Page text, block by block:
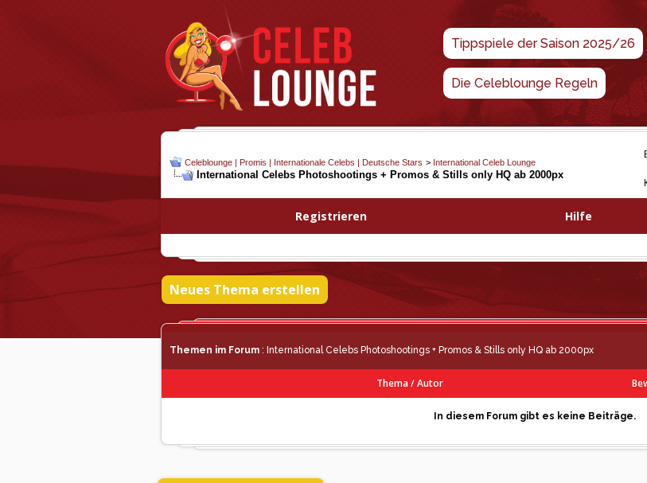
Tippspiele der Saison 2025/26
Die Celeblounge Regeln
Celeblounge | Promis | Internationale Celebs | Deutsche Stars > International Celeb Lounge
International Celebs Photoshootings + Promos & Stills only HQ ab 2000px
Registrieren Hilfe
Neues Thema erstellen
Themen im Forum : International Celebs Photoshootings + Promos & Stills only HQ ab 2000px
Thema/Autor
In diesem Forum gibt es keine Beiträge.